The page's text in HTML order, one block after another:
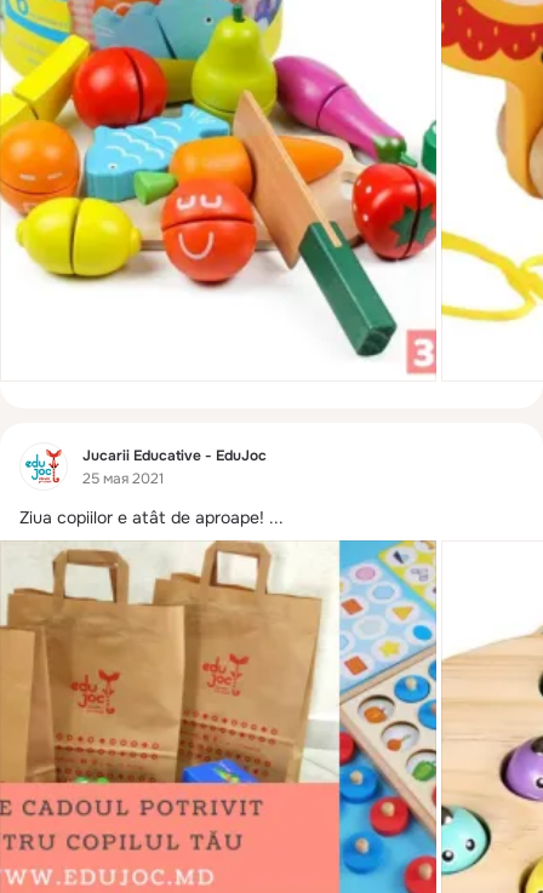
Фид
Jucarii Educative - EduJoc
25 мая 2021
Ziua copiilor e atât de aproape! ...